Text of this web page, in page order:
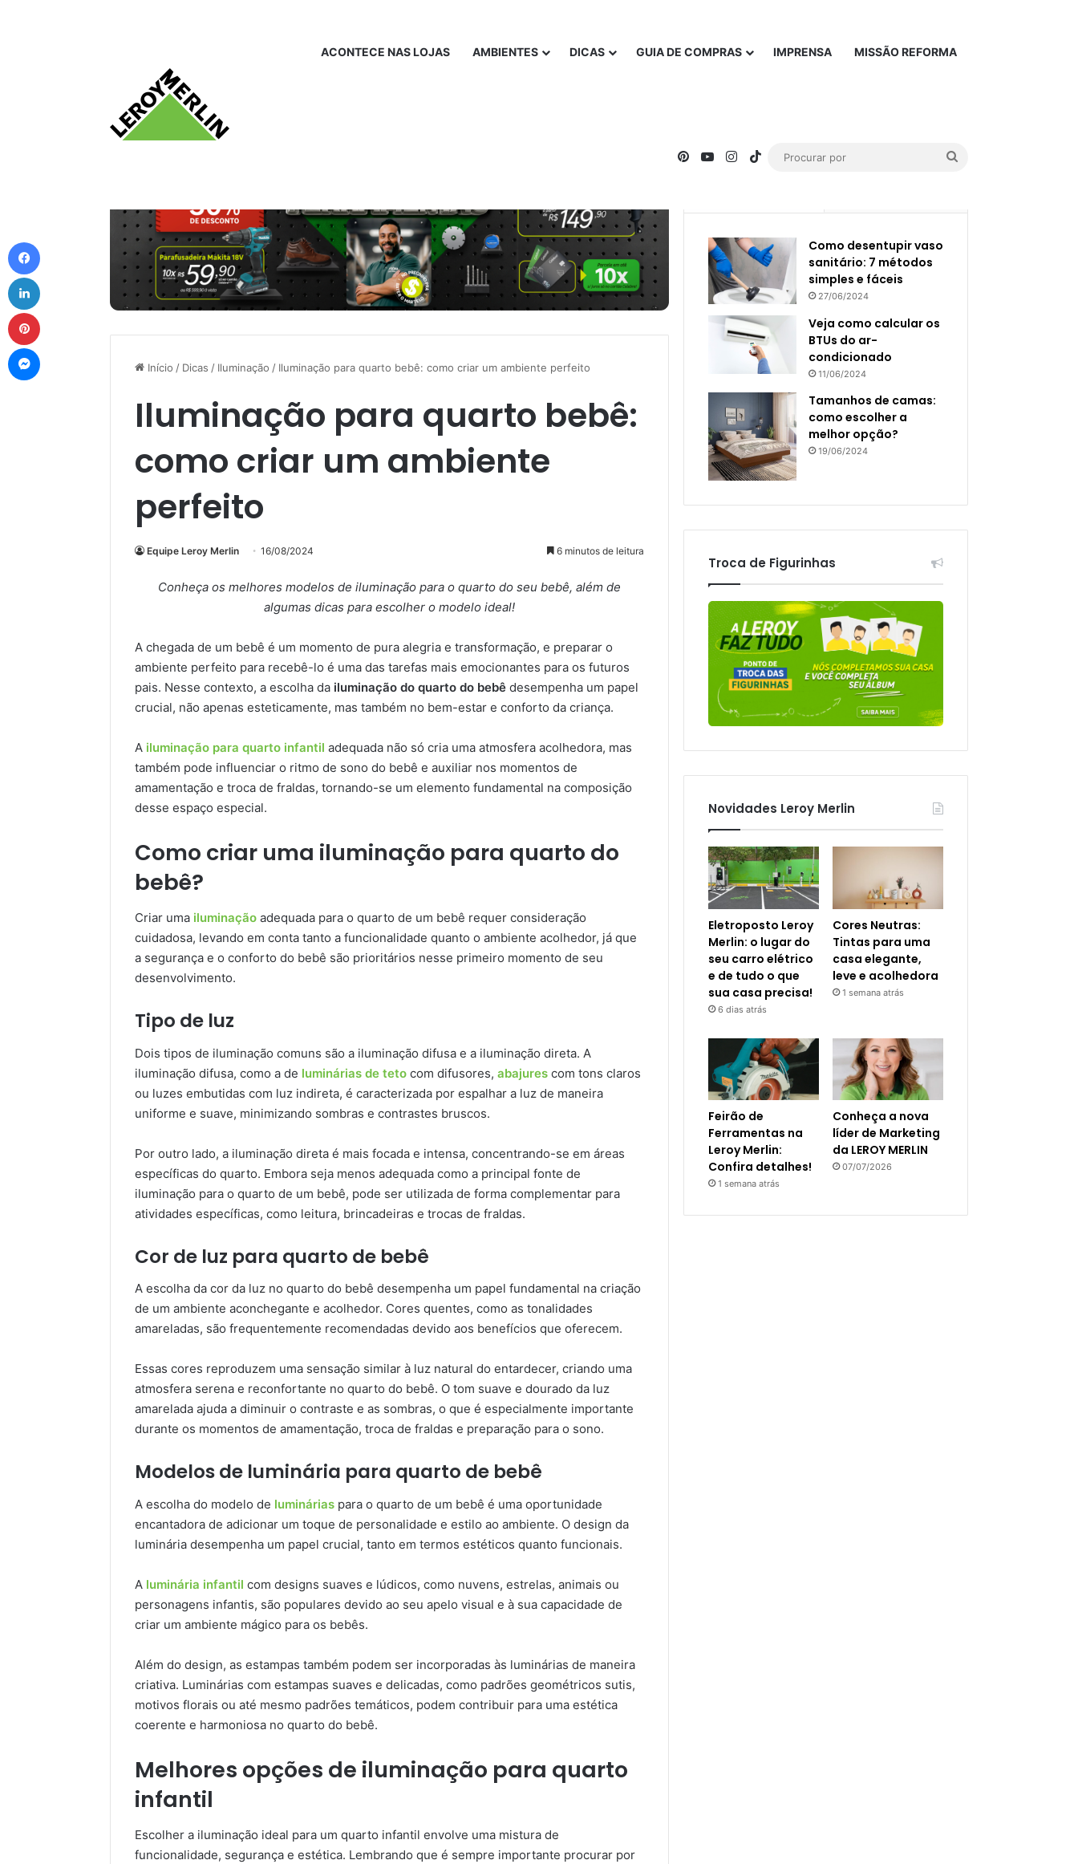
ACONTECE NAS LOJAS AMBIENTES DICAS GUIA DE COMPRAS IMPRENSA MISSÃO REFORMA
PinterestYouTubeInstagram
TikTok
Início / Dicas / Iluminação / Iluminação para quarto bebê: como criar um ambiente perfeito
Iluminação para quarto bebê:
como criar um ambiente
perfeito
Equipe Leroy Merlin 16/08/2024 6 minutos de leitura
Conheça os melhores modelos de iluminação para o quarto do seu bebê, além de
algumas dicas para escolher o modelo ideal!
A chegada de um bebê é um momento de pura alegria e transformação, e preparar o
ambiente perfeito para recebê-lo é uma das tarefas mais emocionantes para os futuros
pais. Nesse contexto, a escolha da iluminação do quarto do bebê desempenha um papel
crucial, não apenas esteticamente, mas também no bem-estar e conforto da criança.
A iluminação para quarto infantil adequada não só cria uma atmosfera acolhedora, mas
também pode influenciar o ritmo de sono do bebê e auxiliar nos momentos de
amamentação e troca de fraldas, tornando-se um elemento fundamental na composição
desse espaço especial.
Como criar uma iluminação para quarto do
bebê?
Criar uma iluminação adequada para o quarto de um bebê requer consideração
cuidadosa, levando em conta tanto a funcionalidade quanto o ambiente acolhedor, já que
a segurança e o conforto do bebê são prioritários nesse primeiro momento de seu
desenvolvimento.
Tipo de luz
Dois tipos de iluminação comuns são a iluminação difusa e a iluminação direta. A
iluminação difusa, como a de luminárias de teto com difusores, abajures com tons claros
ou luzes embutidas com luz indireta, é caracterizada por espalhar a luz de maneira
uniforme e suave, minimizando sombras e contrastes bruscos.
Por outro lado, a iluminação direta é mais focada e intensa, concentrando-se em áreas
específicas do quarto. Embora seja menos adequada como a principal fonte de
iluminação para o quarto de um bebê, pode ser utilizada de forma complementar para
atividades específicas, como leitura, brincadeiras e trocas de fraldas.
Cor de luz para quarto de bebê
A escolha da cor da luz no quarto do bebê desempenha um papel fundamental na criação
de um ambiente aconchegante e acolhedor. Cores quentes, como as tonalidades
amareladas, são frequentemente recomendadas devido aos benefícios que oferecem.
Essas cores reproduzem uma sensação similar à luz natural do entardecer, criando uma
atmosfera serena e reconfortante no quarto do bebê. O tom suave e dourado da luz
amarelada ajuda a diminuir o contraste e as sombras, o que é especialmente importante
durante os momentos de amamentação, troca de fraldas e preparação para o sono.
Modelos de luminária para quarto de bebê
A escolha do modelo de luminárias para o quarto de um bebê é uma oportunidade
encantadora de adicionar um toque de personalidade e estilo ao ambiente. O design da
luminária desempenha um papel crucial, tanto em termos estéticos quanto funcionais.
A luminária infantil com designs suaves e lúdicos, como nuvens, estrelas, animais ou
personagens infantis, são populares devido ao seu apelo visual e à sua capacidade de
criar um ambiente mágico para os bebês.
Além do design, as estampas também podem ser incorporadas às luminárias de maneira
criativa. Luminárias com estampas suaves e delicadas, como padrões geométricos sutis,
motivos florais ou até mesmo padrões temáticos, podem contribuir para uma estética
coerente e harmoniosa no quarto do bebê.
Melhores opções de iluminação para quarto
infantil
Escolher a iluminação ideal para um quarto infantil envolve uma mistura de
funcionalidade, segurança e estética. Lembrando que é sempre importante procurar por
Como desentupir vaso
sanitário: 7 métodos
simples e fáceis
27/06/2024
Veja como calcular os
BTUs do ar-
condicionado
11/06/2024
Tamanhos de camas:
como escolher a
melhor opção?
19/06/2024
Troca de Figurinhas
Novidades Leroy Merlin
Eletroposto Leroy
Merlin: o lugar do
seu carro elétrico
e de tudo o que
sua casa precisa!
6 dias atrás
Cores Neutras:
Tintas para uma
casa elegante,
leve e acolhedora
1 semana atrás
Feirão de
Ferramentas na
Leroy Merlin:
Confira detalhes!
1 semana atrás
Conheça a nova
líder de Marketing
da LEROY MERLIN
07/07/2026